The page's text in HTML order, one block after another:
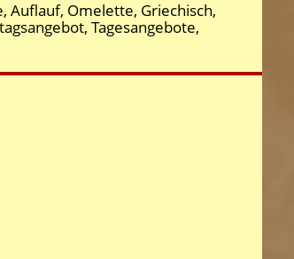
Auflauf, Omelette, Griechisch,
Tagesangebote,